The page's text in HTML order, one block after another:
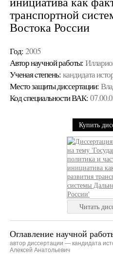
транспортной
Востока России
Год: 2005
Автор научной работы:
Ученая cтепень: кандидата
Место защиты диссертации:
Код cпециальности ВАК:
Купить
Читать
Оглавление научной
автор диссертации — кандидата
Алексей Анатольевич